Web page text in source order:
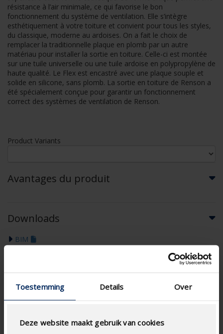
Toestemming Details Over
Deze website maakt gebruik van cookies
résistance à l’air minimale, ce qui favorise le bon
fonctionnement du système de ventilation. Elle s’intègre
esthétiquement à votre toiture et convient pour tous les styles,
du classique, moderne au ardoises. On a fait le choix de
remplacer la traditionnelle plaque en plomb par un autre
matériau pour installer la sortie en toiture. Celle-ci est montée
sur une tuile universelle ou une tuile ardoise en polypropylène de
haute qualité. Le Flex est encastré avec une plaque souple et
solide en silicone, sans plomb. La sortie en toiture de Renson a
été spécialement conçue pour garantir un fonctionnement
correct des systèmes de ventilation de Renson.
Product Variants
Avantages du produit
Downloads
BIM